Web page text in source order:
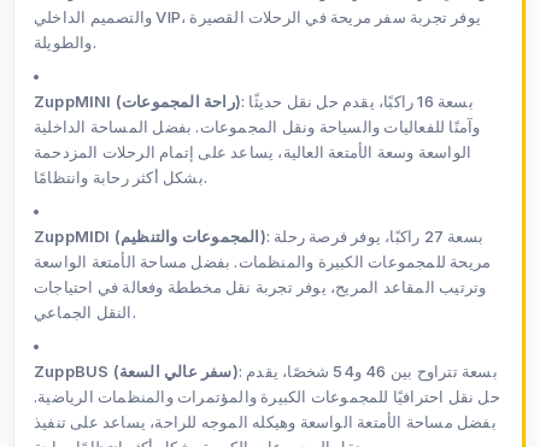
والتصميم الداخلي VIP، يوفر تجربة سفر مريحة في الرحلات القصيرة
والطويلة.
ZuppMINI (راحة المجموعات): بسعة 16 راكبًا، يقدم حل نقل حديثًا
وآمنًا للفعاليات والسياحة ونقل المجموعات. بفضل المساحة الداخلية
الواسعة وسعة الأمتعة العالية، يساعد على إتمام الرحلات المزدحمة
بشكل أكثر رحابة وانتظامًا.
ZuppMIDI (المجموعات والتنظيم): بسعة 27 راكبًا، يوفر فرصة رحلة
مريحة للمجموعات الكبيرة والمنظمات. بفضل مساحة الأمتعة الواسعة
وترتيب المقاعد المريح، يوفر تجربة نقل مخططة وفعالة في احتياجات
النقل الجماعي.
ZuppBUS (سفر عالي السعة): بسعة تتراوح بين 46 و54 شخصًا، يقدم
حل نقل احترافيًا للمجموعات الكبيرة والمؤتمرات والمنظمات الرياضية.
بفضل مساحة الأمتعة الواسعة وهيكله الموجه للراحة، يساعد على تنفيذ